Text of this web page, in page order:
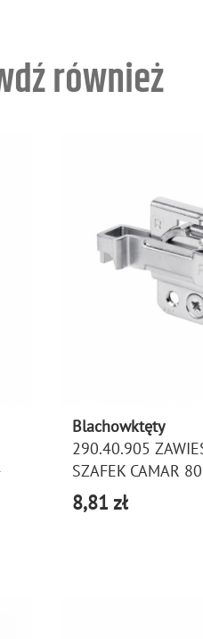
również
Blachowktęty
290.40.905
SZAFEK CAMAR
8,81 zł